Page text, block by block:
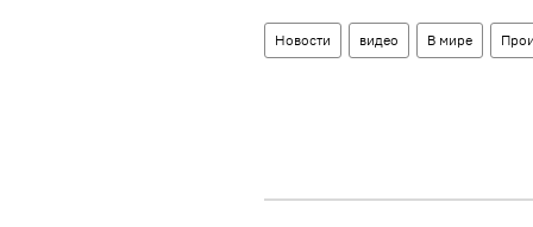
Новости видео В мире